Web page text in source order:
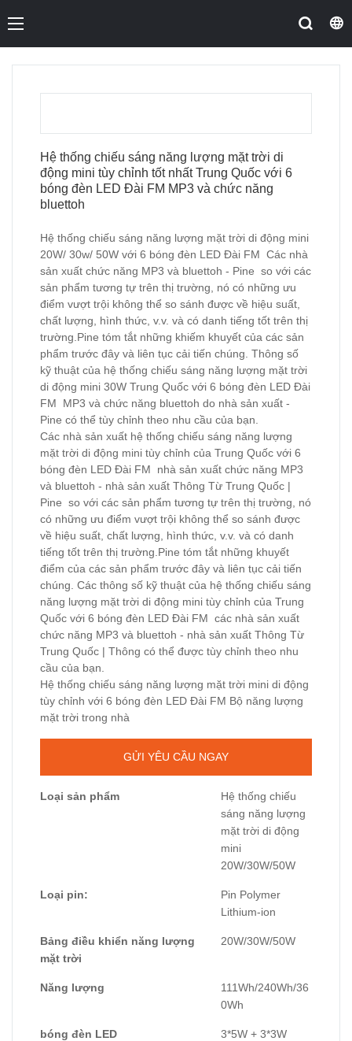
Hệ thống chiếu sáng năng lượng mặt trời di
động mini tùy chỉnh tốt nhất Trung Quốc với 6
bóng đèn LED Đài FM MP3 và chức năng
bluettoh
Hệ thống chiếu sáng năng lượng mặt trời di động mini
20W/ 30w/ 50W với 6 bóng đèn LED Đài FM Các nhà
sản xuất chức năng MP3 và bluettoh - Pine so với các
sản phẩm tương tự trên thị trường, nó có những ưu
điểm vượt trội không thể so sánh được về hiệu suất,
chất lượng, hình thức, v.v. và có danh tiếng tốt trên thị
trường.Pine tóm tắt những khiếm khuyết của các sản
phẩm trước đây và liên tục cải tiến chúng. Thông số
kỹ thuật của hệ thống chiếu sáng năng lượng mặt trời
di động mini 30W Trung Quốc với 6 bóng đèn LED Đài
FM MP3 và chức năng bluettoh do nhà sản xuất -
Pine có thể tùy chỉnh theo nhu cầu của bạn.
Các nhà sản xuất hệ thống chiếu sáng năng lượng
mặt trời di động mini tùy chỉnh của Trung Quốc với 6
bóng đèn LED Đài FM nhà sản xuất chức năng MP3
và bluettoh - nhà sản xuất Thông Từ Trung Quốc |
Pine so với các sản phẩm tương tự trên thị trường, nó
có những ưu điểm vượt trội không thể so sánh được
về hiệu suất, chất lượng, hình thức, v.v. và có danh
tiếng tốt trên thị trường.Pine tóm tắt những khuyết
điểm của các sản phẩm trước đây và liên tục cải tiến
chúng. Các thông số kỹ thuật của hệ thống chiếu sáng
năng lượng mặt trời di động mini tùy chỉnh của Trung
Quốc với 6 bóng đèn LED Đài FM các nhà sản xuất
chức năng MP3 và bluettoh - nhà sản xuất Thông Từ
Trung Quốc | Thông có thể được tùy chỉnh theo nhu
cầu của bạn.
Hệ thống chiếu sáng năng lượng mặt trời mini di động
tùy chỉnh với 6 bóng đèn LED Đài FM Bộ năng lượng
mặt trời trong nhà
GỬI YÊU CẦU NGAY
Loại sản phẩm
Hệ thống chiếu
sáng năng lượng
mặt trời di động
mini
20W/30W/50W
Loại pin:
Pin Polymer
Lithium-ion
Bảng điều khiển năng lượng
mặt trời
20W/30W/50W
Năng lượng
111Wh/240Wh/36
0Wh
bóng đèn LED 3*5W + 3*3W